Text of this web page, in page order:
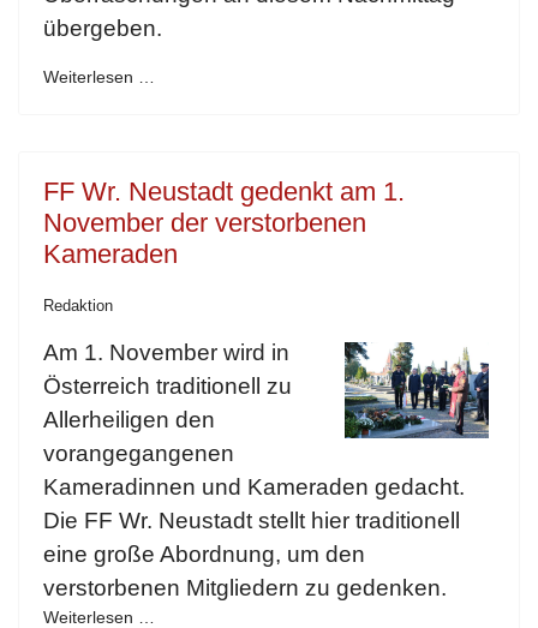
übergeben.
Weiterlesen …
FF Wr. Neustadt gedenkt am 1.
November der verstorbenen
Kameraden
Redaktion
Am 1. November wird in
Österreich traditionell zu
Allerheiligen den
vorangegangenen
Kameradinnen und Kameraden gedacht.
Die FF Wr. Neustadt stellt hier traditionell
eine große Abordnung, um den
verstorbenen Mitgliedern zu gedenken.
Weiterlesen …